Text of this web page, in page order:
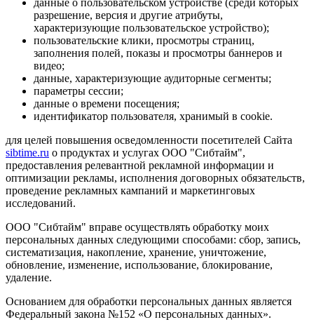
данные о пользовательском устройстве (среди которых
разрешение, версия и другие атрибуты,
характеризующие пользовательское устройство);
пользовательские клики, просмотры страниц,
заполнения полей, показы и просмотры баннеров и
видео;
данные, характеризующие аудиторные сегменты;
параметры сессии;
данные о времени посещения;
идентификатор пользователя, хранимый в cookie.
для целей повышения осведомленности посетителей Сайта
sibtime.ru о продуктах и услугах ООО "Сибтайм",
предоставления релевантной рекламной информации и
оптимизации рекламы, исполнения договорных обязательств,
проведение рекламных кампаний и маркетинговых
исследований.
ООО "Сибтайм" вправе осуществлять обработку моих
персональных данных следующими способами: сбор, запись,
систематизация, накопление, хранение, уничтожение,
обновление, изменение, использование, блокирование,
удаление.
Основанием для обработки персональных данных является
Федеральный закона №152 «О персональных данных».